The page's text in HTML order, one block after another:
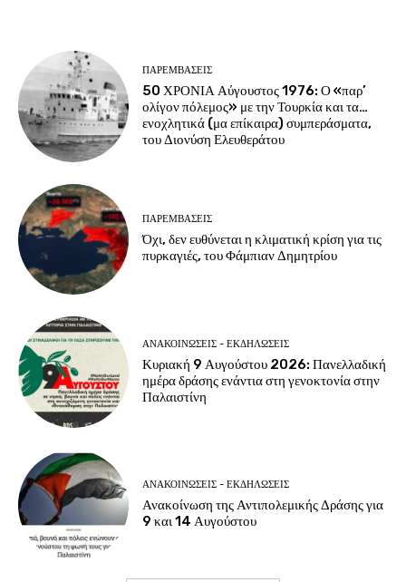
ΠΑΡΕΜΒΑΣΕΙΣ
50 ΧΡΟΝΙΑ Αύγουστος 1976: Ο «παρ’
ολίγον πόλεμος» με την Τουρκία και τα…
ενοχλητικά (μα επίκαιρα) συμπεράσματα,
του Διονύση Ελευθεράτου
ΠΑΡΕΜΒΑΣΕΙΣ
Όχι, δεν ευθύνεται η κλιματική κρίση για τις
πυρκαγιές, του Φάμπιαν Δημητρίου
ΑΝΑΚΟΙΝΩΣΕΙΣ - ΕΚΔΗΛΩΣΕΙΣ
Κυριακή 9 Αυγούστου 2026: Πανελλαδική
ημέρα δράσης ενάντια στη γενοκτονία στην
Παλαιστίνη
ΑΝΑΚΟΙΝΩΣΕΙΣ - ΕΚΔΗΛΩΣΕΙΣ
Ανακοίνωση της Αντιπολεμικής Δράσης για
9 και 14 Αυγούστου